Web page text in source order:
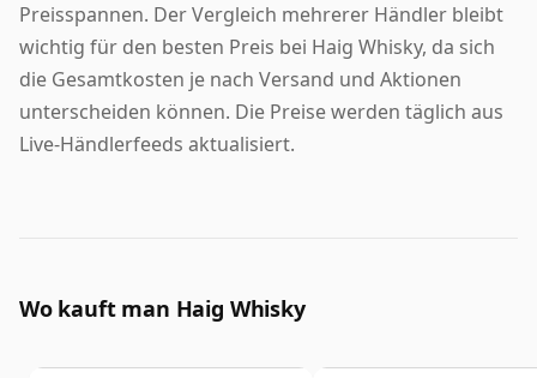
Preisspannen. Der Vergleich mehrerer Händler bleibt
wichtig für den besten Preis bei Haig Whisky, da sich
die Gesamtkosten je nach Versand und Aktionen
unterscheiden können. Die Preise werden täglich aus
Live-Händlerfeeds aktualisiert.
Wo kauft man Haig Whisky